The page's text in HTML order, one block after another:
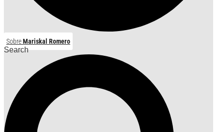
SobreMariskal Romero
Search